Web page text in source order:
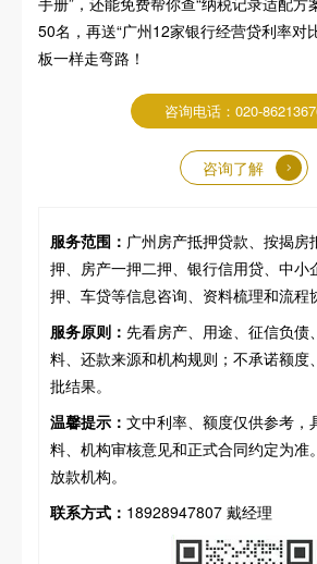
50名，再送“广州12家银行经营贷利率对
板一样走弯路！
咨询电话：020-
咨询了解
服务范围： 广州房产抵押贷款、按揭房
押、房产一押二押、银行信用贷、中小
押、车贷等信息咨询、资料梳理和流程
服务原则： 先看房产、用途、征信负债
料、还款来源和机构规则；不承诺额度
批结果。
温馨提示： 文中利率、额度仅供参考，
料、机构审核意见和正式合同约定为准
放款机构。
联系方式： 18928947807 戴经理